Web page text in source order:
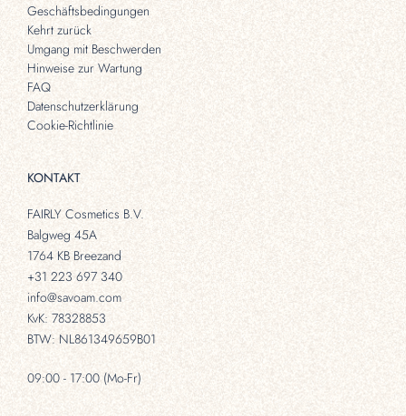
Geschäftsbedingungen
Kehrt zurück
Umgang mit Beschwerden
Hinweise zur Wartung
FAQ
Datenschutzerklärung
Cookie-Richtlinie
KONTAKT
FAIRLY Cosmetics B.V.
Balgweg 45A
1764 KB Breezand
+31 223 697 340
info@savoam.com
KvK: 78328853
BTW: NL861349659B01
09:00 - 17:00 (Mo-Fr)